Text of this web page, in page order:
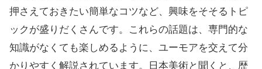
押さえておきたい簡単なコツなど、興味をそそるトピ
ックが盛りだくさんです。これらの話題は、専門的な
知識がなくても楽しめるように、ユーモアを交えて分
かりやすく解説されています。日本美術と聞くと、歴